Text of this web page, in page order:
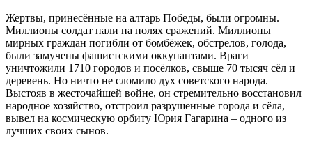
Жертвы, принесённые на алтарь Победы, были огромны.
Миллионы солдат пали на полях сражений. Миллионы
мирных граждан погибли от бомбёжек, обстрелов, голода,
были замучены фашистскими оккупантами. Враги
уничтожили 1710 городов и посёлков, свыше 70 тысяч сёл и
деревень. Но ничто не сломило дух советского народа.
Выстояв в жесточайшей войне, он стремительно восстановил
народное хозяйство, отстроил разрушенные города и сёла,
вывел на космическую орбиту Юрия Гагарина – одного из
лучших своих сынов.